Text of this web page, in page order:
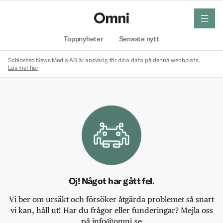
Toppnyheter Senaste nytt
meny
Schibsted News Media AB är ansvarig för dina data på denna webbplats.
Läs mer här
Oj! Något har gått fel.
Vi ber om ursäkt och försöker åtgärda problemet så snart
vi kan, håll ut! Har du frågor eller funderingar? Mejla oss